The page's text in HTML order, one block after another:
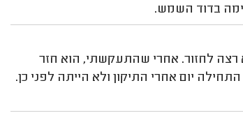
בדוד השמש.
רצה לחזור. אחרי שהתעקשתי, הוא חזר
יום אחרי התיקון ולא הייתה לפני כן.